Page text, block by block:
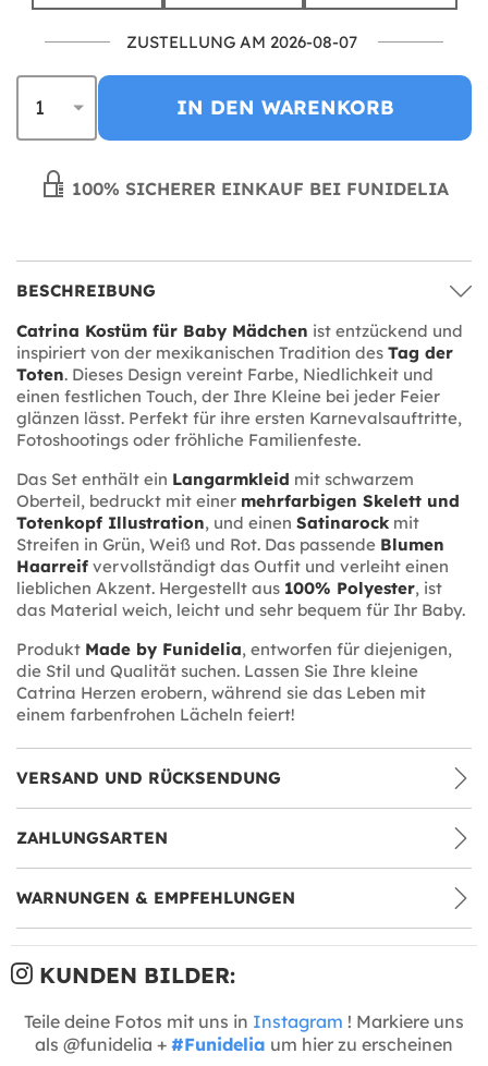
ZUSTELLUNG AM 2026-08-07
IN DEN WARENKORB
100% SICHERER EINKAUF BEI FUNIDELIA
BESCHREIBUNG
Catrina Kostüm für Baby Mädchen ist entzückend und
inspiriert von der mexikanischen Tradition des Tag der
Toten. Dieses Design vereint Farbe, Niedlichkeit und
einen festlichen Touch, der Ihre Kleine bei jeder Feier
glänzen lässt. Perfekt für ihre ersten Karnevalsauftritte,
Fotoshootings oder fröhliche Familienfeste.
Das Set enthält ein Langarmkleid mit schwarzem
Oberteil, bedruckt mit einer mehrfarbigen Skelett und
Totenkopf Illustration, und einen Satinarock mit
Streifen in Grün, Weiß und Rot. Das passende Blumen
Haarreif vervollständigt das Outfit und verleiht einen
lieblichen Akzent. Hergestellt aus 100% Polyester, ist
das Material weich, leicht und sehr bequem für Ihr Baby.
Produkt Made by Funidelia, entworfen für diejenigen,
die Stil und Qualität suchen. Lassen Sie Ihre kleine
Catrina Herzen erobern, während sie das Leben mit
einem farbenfrohen Lächeln feiert!
VERSAND UND RÜCKSENDUNG
ZAHLUNGSARTEN
WARNUNGEN & EMPFEHLUNGEN
KUNDEN BILDER:
Teile deine Fotos mit uns in Instagram ! Markiere uns
als @funidelia + #Funidelia um hier zu erscheinen